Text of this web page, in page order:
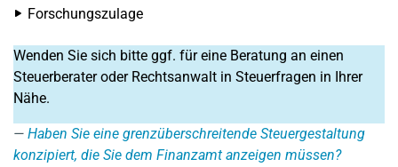
Forschungszulage
Wenden Sie sich bitte ggf. für eine Beratung an einen
Steuerberater oder Rechtsanwalt in Steuerfragen in Ihrer
Nähe.
Haben Sie eine grenzüberschreitende Steuergestaltung
konzipiert, die Sie dem Finanzamt anzeigen müssen?